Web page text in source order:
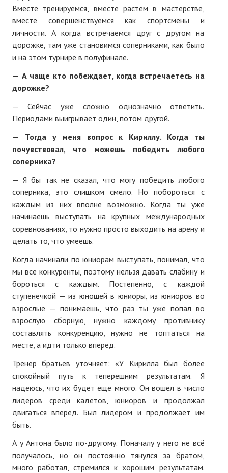
Вместе тренируемся, вместе растем в мастерстве,
вместе совершенствуемся как спортсмены и
личности. А когда встречаемся друг с другом на
дорожке, там уже становимся соперниками, как было
и на этом турнире в полуфинале.
— А чаще кто побеждает, когда встречаетесь на
дорожке?
— Сейчас уже сложно однозначно ответить.
Периодами выигрывает один, потом другой.
—
Тогда у меня вопрос к Кириллу. Когда ты
почувствовал, что можешь победить любого
соперника?
— Я бы так не сказал, что могу победить любого
соперника, это слишком смело. Но побороться с
каждым из них вполне возможно. Когда ты уже
начинаешь выступать на крупных международных
соревнованиях, то нужно просто выходить на арену и
делать то, что умеешь.
Когда начинали по юниорам выступать, понимал, что
мы все конкуренты, поэтому нельзя давать слабину и
бороться с каждым. Постепенно, с каждой
ступенечкой — из юношей в юниоры, из юниоров во
взрослые — понимаешь, что раз ты уже попал во
взрослую сборную, нужно каждому противнику
составлять конкуренцию, нужно не топтаться на
месте, а идти только вперед.
Тренер братьев уточняет: «У Кирилла был более
спокойный путь к теперешним результатам. Я
надеюсь, что их будет еще много. Он вошел в число
лидеров среди кадетов, юниоров и продолжал
двигаться вперед. Был лидером и продолжает им
быть.
А у Антона было по-другому. Поначалу у него не всё
получалось, но он постоянно тянулся за братом,
много работал, стремился к хорошим результатам.